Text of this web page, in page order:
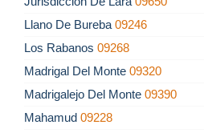
Llano De Bureba 09246
Los Rabanos 09268
Madrigal Del Monte 09320
Madrigalejo Del Monte 09390
Mahamud 09228